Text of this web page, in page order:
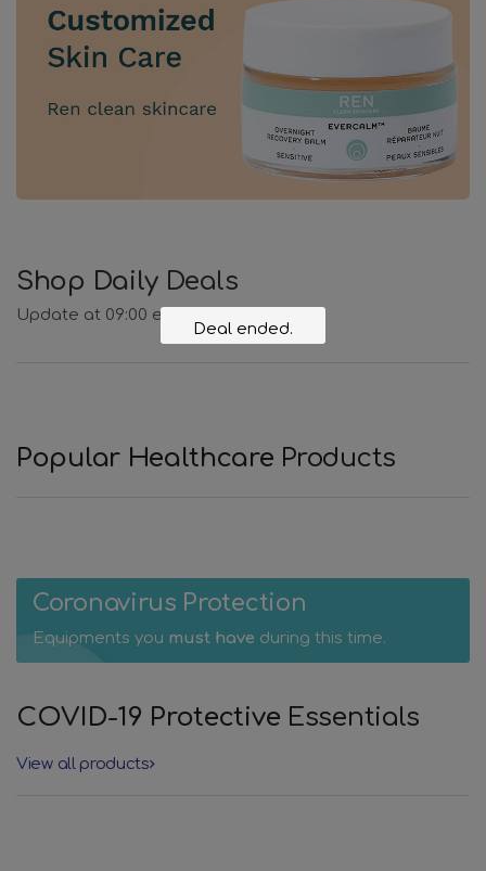
Shop Daily Deals
Update at 09:00 everyday
Deal ended.
Popular Healthcare Products
Coronavirus Protection
Equipments you must have during this time.
COVID-19 Protective Essentials
View all products